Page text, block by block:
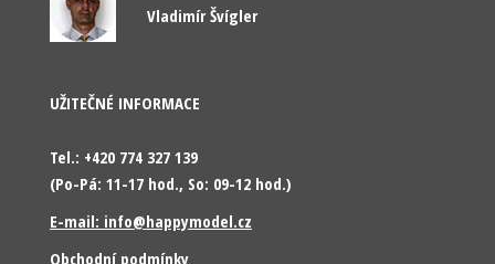
Vladimír Švígler
UŽITEČNÉ INFORMACE
Tel.: +420 774 327 139
(Po-Pá: 11-17 hod., So: 09-12 hod.)
E-mail: info@happymodel.cz
Obchodní podmínky